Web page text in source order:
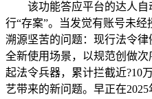
该功能答应平台的达人自
行“存案”。当发觉有账号未
溯源坚苦的问题：现行法令
全新使用场景，以规范创做
起法令兵器，累计拦截近?10
艺带来的新问题。早正在